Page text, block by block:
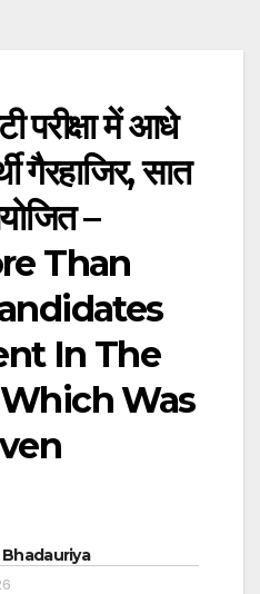
परीक्षा में आधे
गैरहाजिर, सात
–
Than
In The
Was